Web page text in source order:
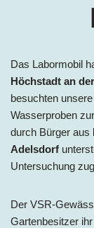
Das Labormobil
Höchstadt an
besuchten
Wasserproben
durch Bürger aus
Adelsdorf
Untersuchung
Der VSR-
Gartenbesitzer